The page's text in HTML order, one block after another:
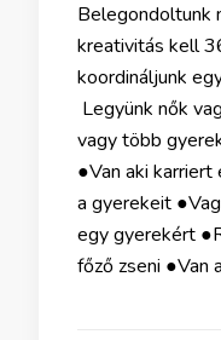
Belegondoltunk
kreativitás kell
koordináljunk
Legyünk nők
vagy több
●Van aki
a gyerekeit
egy gyerekért
főző zseni ●Van